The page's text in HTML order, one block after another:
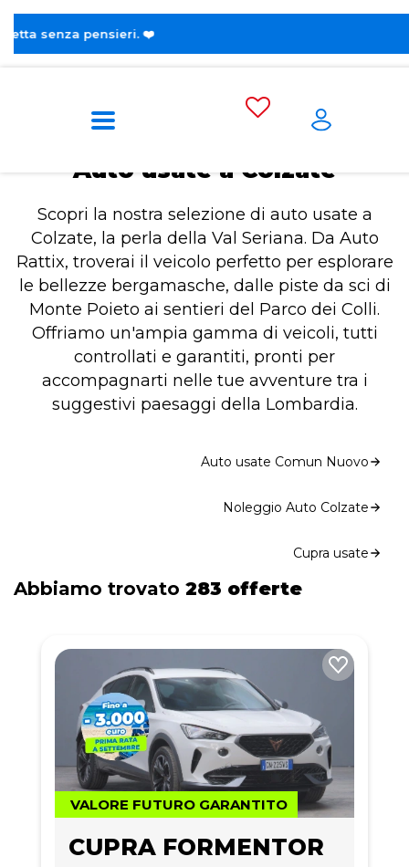
Home Auto usate a Colzate
Auto usate a Colzate
Scopri la nostra selezione di auto usate a
Colzate, la perla della Val Seriana. Da Auto
Rattix, troverai il veicolo perfetto per esplorare
le bellezze bergamasche, dalle piste da sci di
Monte Poieto ai sentieri del Parco dei Colli.
Offriamo un'ampia gamma di veicoli, tutti
controllati e garantiti, pronti per
accompagnarti nelle tue avventure tra i
suggestivi paesaggi della Lombardia.
Auto usate Comun Nuovo
Noleggio Auto Colzate
Cupra usate
Abbiamo trovato 283 offerte
VALORE FUTURO GARANTITO
CUPRA FORMENTOR